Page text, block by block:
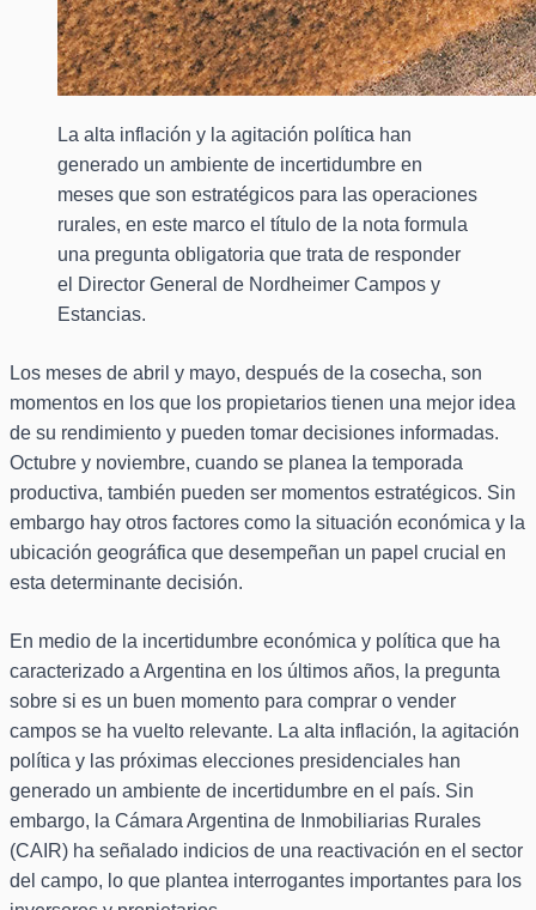
La alta inflación y la agitación política han
generado un ambiente de incertidumbre en
meses que son estratégicos para las operaciones
rurales, en este marco el título de la nota formula
una pregunta obligatoria que trata de responder
el Director General de Nordheimer Campos y
Estancias.
Los meses de abril y mayo, después de la cosecha, son
momentos en los que los propietarios tienen una mejor idea
de su rendimiento y pueden tomar decisiones informadas.
Octubre y noviembre, cuando se planea la temporada
productiva, también pueden ser momentos estratégicos. Sin
embargo hay otros factores como la situación económica y la
ubicación geográfica que desempeñan un papel crucial en
esta determinante decisión.
En medio de la incertidumbre económica y política que ha
caracterizado a Argentina en los últimos años, la pregunta
sobre si es un buen momento para comprar o vender
campos se ha vuelto relevante. La alta inflación, la agitación
política y las próximas elecciones presidenciales han
generado un ambiente de incertidumbre en el país. Sin
embargo, la Cámara Argentina de Inmobiliarias Rurales
(CAIR) ha señalado indicios de una reactivación en el sector
del campo, lo que plantea interrogantes importantes para los